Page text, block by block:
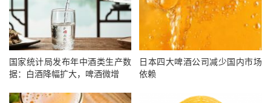
国家统计局发布年中酒类生产数
据：白酒降幅扩大，啤酒微增
日本四大啤酒公司减少国内市场
依赖